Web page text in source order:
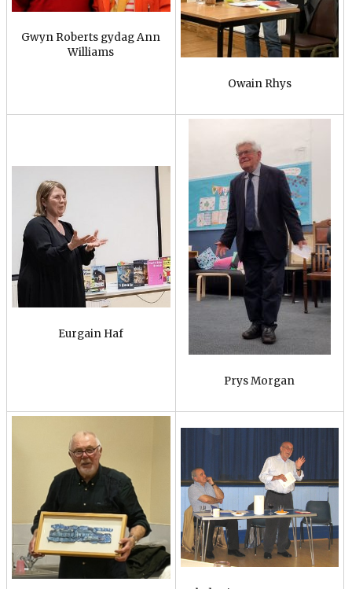
Gwyn Roberts gydag Ann
Williams
Owain Rhys
Eurgain Haf
Prys Morgan